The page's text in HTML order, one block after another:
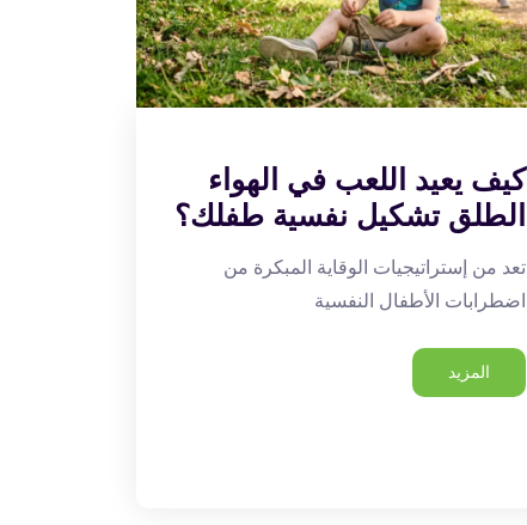
كيف يعيد اللعب في الهواء
الطلق تشكيل نفسية طفلك؟
تعد من إستراتيجيات الوقاية المبكرة من
اضطرابات الأطفال النفسية
المزيد